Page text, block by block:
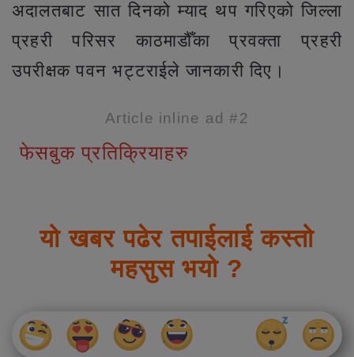
अदालतबाट सात दिनको म्याद थप गरिएको जिल्ला
प्रहरी परिसर काठमाडौँका प्रवक्ता प्रहरी
उपरीक्षक पवन भट्टराईले जानकारी दिए।
Article inline ad #2
फेसबुक प्रतिक्रियाहरु
यो खबर पढेर तपाईलाई कस्तो
महसुस भयो ?